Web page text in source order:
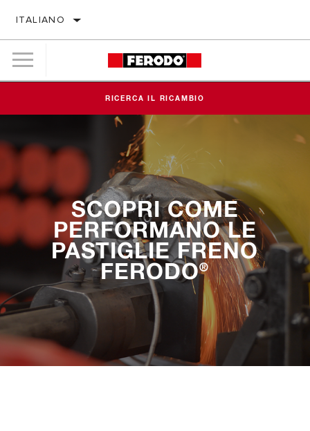
ITALIANO
RICERCA IL RICAMBIO
SCOPRI COME
PERFORMANO LE
PASTIGLIE FRENO
FERODO®